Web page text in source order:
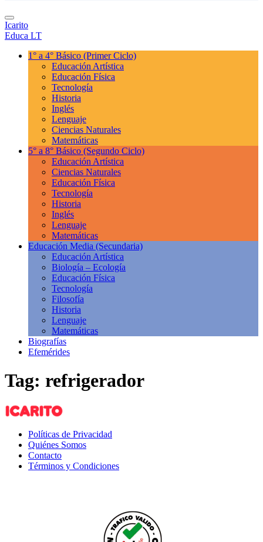
Icarito
Educa LT
1° a 4° Básico (Primer Ciclo)
Educación Artística
Educación Física
Tecnología
Historia
Inglés
Lenguaje
Ciencias Naturales
Matemáticas
5° a 8° Básico (Segundo Ciclo)
Educación Artística
Ciencias Naturales
Educación Física
Tecnología
Historia
Inglés
Lenguaje
Matemáticas
Educación Media (Secundaria)
Educación Artística
Biología – Ecología
Educación Física
Tecnología
Filosofía
Historia
Lenguaje
Matemáticas
Biografías
Efemérides
Tag: refrigerador
Políticas de Privacidad
Quiénes Somos
Contacto
Términos y Condiciones